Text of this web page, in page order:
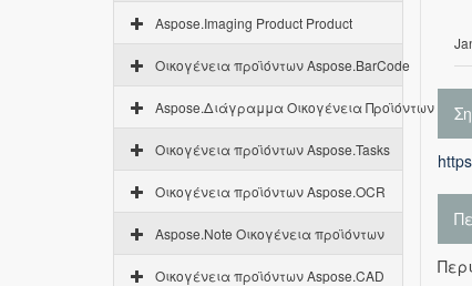
Aspose.Imaging Product Product
Οικογένεια προϊόντων Aspose.BarCode
Aspose.Διάγραμμα Οικογένεια Προϊόντων
Οικογένεια προϊόντων Aspose.Tasks
Οικογένεια προϊόντων Aspose.OCR
Aspose.Note Οικογένεια προϊόντων
Οικογένεια προϊόντων Aspose.CAD